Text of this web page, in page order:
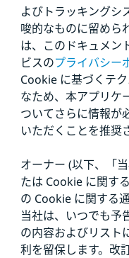
よびトラッキングシ
唆的なものに留めら
は、このドキュメン
ビスのプライバシー
Cookie に基づくテ
なため、本アプリケ
ついてさらに情報が
いただくことを推奨
オーナー (以下、「
たは Cookie に関す
の Cookie に関する
当社は、いつでも予
の内容およびリスト
利を留保します。改